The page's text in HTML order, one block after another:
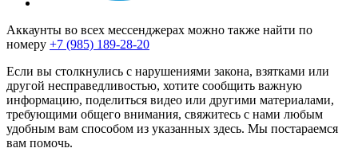
Аккаунты во всех мессенджерах можно также найти по
номеру +7 (985) 189-28-20
Если вы столкнулись с нарушениями закона, взятками или
другой несправедливостью, хотите сообщить важную
информацию, поделиться видео или другими материалами,
требующими общего внимания, свяжитесь с нами любым
удобным вам способом из указанных здесь. Мы постараемся
вам помочь.